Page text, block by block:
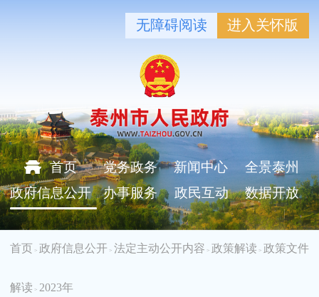
无障碍阅读 进入关怀版
首页 党务政务 新闻中心
全景泰州
政府信息公开
办事服务 政民互动 数据开放
首页 > 政府信息公开 > 法定主动公开内容 > 政策解读 > 政策文件
解读 > 2023年